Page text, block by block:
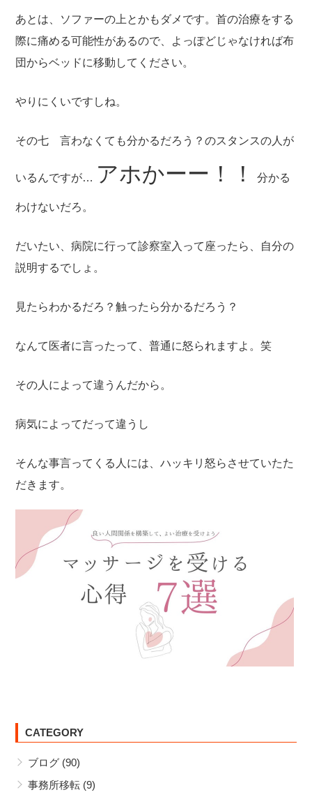
あとは、ソファーの上とかもダメです。首の治療をする
際に痛める可能性があるので、よっぽどじゃなければ布
団からベッドに移動してください。
やりにくいですしね。
その七 言わなくても分かるだろう？のスタンスの人が
いるんですが… アホかーー！！ 分かる
わけないだろ。
だいたい、病院に行って診察室入って座ったら、自分の
説明するでしょ。
見たらわかるだろ？触ったら分かるだろう？
なんて医者に言ったって、普通に怒られますよ。笑
その人によって違うんだから。
病気によってだって違うし
そんな事言ってくる人には、ハッキリ怒らさせていたた
だきます。
CATEGORY
ブログ (90)
事務所移転 (9)